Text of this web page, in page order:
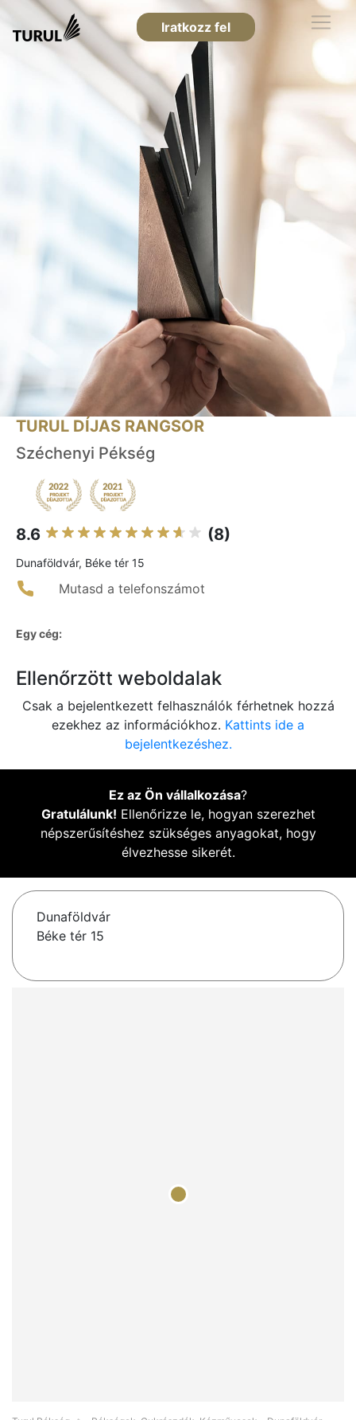
Iratkozz fel
TURUL DÍJAS RANGSOR
Széchenyi Pékség
8.6 (8)
Dunaföldvár, Béke tér 15
Mutasd a telefonszámot
Egy cég:
Ellenőrzött weboldalak
Csak a bejelentkezett felhasználók férhetnek hozzá
ezekhez az információkhoz. Kattints ide a
bejelentkezéshez.
Ez az Ön vállalkozása?
Gratulálunk! Ellenőrizze le, hogyan szerezhet
népszerűsítéshez szükséges anyagokat, hogy
élvezhesse sikerét.
Dunaföldvár
Béke tér 15